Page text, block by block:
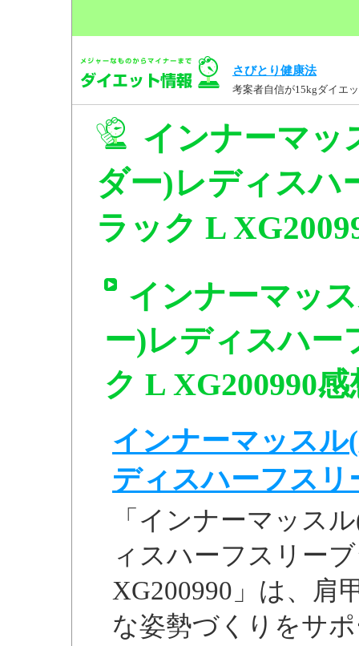
さびとり健康法
考案者自信が15kgダイエ
インナーマッ
ダー)レディスハ
ラック L
インナーマッ
ー)レディスハー
ク L XG200990感
インナーマッス
ディスハーフスリ
「インナーマッス
ィスハーフスリー
XG200990」は、肩
な姿勢づくりをサ